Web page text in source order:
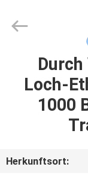
HAUS
PRODUKTE
UNS
Rights
Loch-
1000
Herkunftsort: